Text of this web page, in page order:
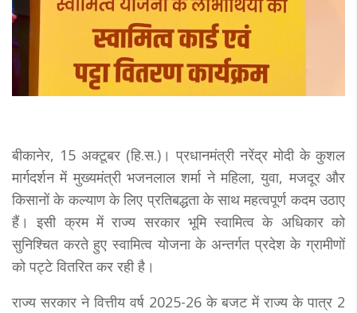
बीकानेर, 15 अक्टूबर (हि.स.)। प्रधानमंत्री नरेंद्र मोदी के कुशल
मार्गदर्शन में मुख्यमंत्री भजनलाल शर्मा ने महिला, युवा, मजदूर और
किसानों के कल्याण के लिए प्रतिबद्धता के साथ महत्वपूर्ण कदम उठाए
हैं। इसी क्रम में राज्य सरकार भूमि स्वामित्व के अधिकार को
सुनिश्चित करते हुए स्वामित्व योजना के अन्तर्गत प्रदेश के ग्रामीणों
को पट्टे वितरित कर रही है।
राज्य सरकार ने वित्तीय वर्ष 2025-26 के बजट में राज्य के पात्र 2